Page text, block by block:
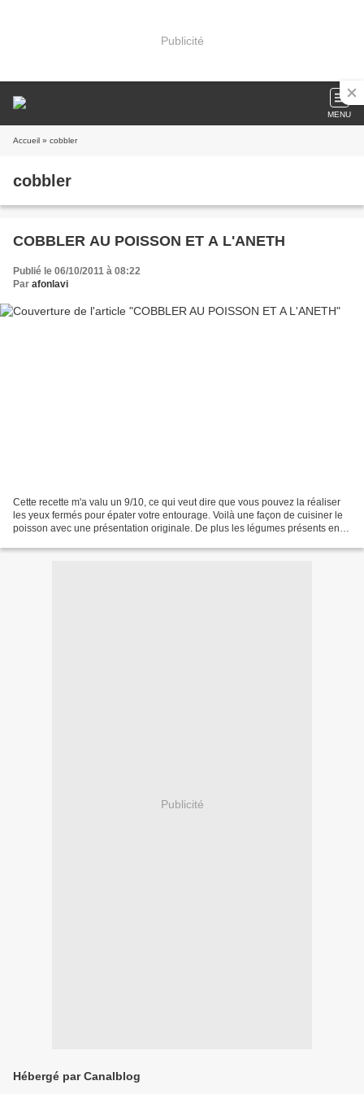
Publicité
MENU
Accueil » cobbler
cobbler
COBBLER AU POISSON ET A L'ANETH
Publié le 06/10/2011 à 08:22
Par afonlavi
Cette recette m'a valu un 9/10, ce qui veut dire que vous pouvez la réaliser
les yeux fermés pour épater votre entourage. Voilà une façon de cuisiner le
poisson avec une présentation originale. De plus les légumes présents en
Publicité
Hébergé par Canalblog